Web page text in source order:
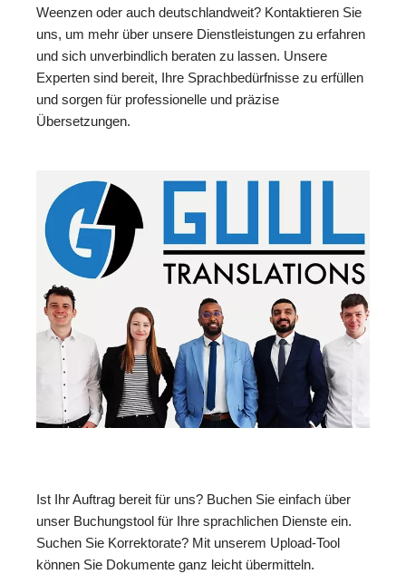
Weenzen oder auch deutschlandweit? Kontaktieren Sie
uns, um mehr über unsere Dienstleistungen zu erfahren
und sich unverbindlich beraten zu lassen. Unsere
Experten sind bereit, Ihre Sprachbedürfnisse zu erfüllen
und sorgen für professionelle und präzise
Übersetzungen.
Ist Ihr Auftrag bereit für uns? Buchen Sie einfach über
unser Buchungstool für Ihre sprachlichen Dienste ein.
Suchen Sie Korrektorate? Mit unserem Upload-Tool
können Sie Dokumente ganz leicht übermitteln.